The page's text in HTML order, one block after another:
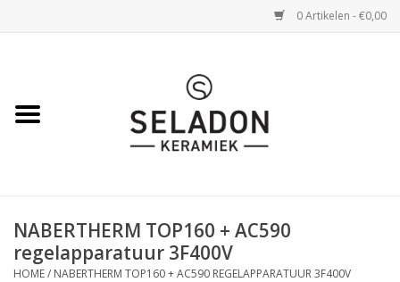
0 Artikelen - €0,00
VERZENDING
NABERTHERM TOP160 + AC590
regelapparatuur 3F400V
HOME/ NABERTHERM TOP160 + AC590 REGELAPPARATUUR 3F400V